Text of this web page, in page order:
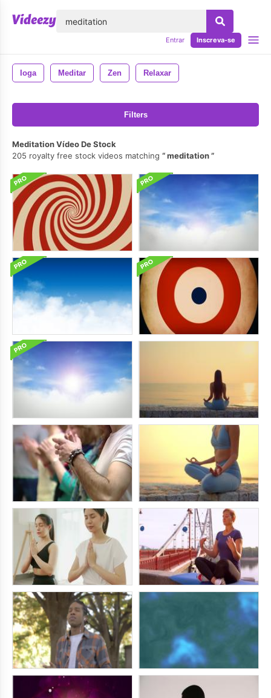
Entrar Inscreva-se
Ioga Meditar Zen Relaxar
Filters
Meditation Vídeo De Stock
205 royalty free stock videos matching
meditation